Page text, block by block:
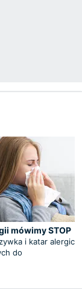
mówimy STOP
i katar
do